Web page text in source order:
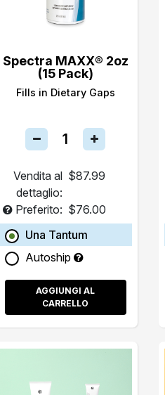
Spectra MAXX® 2oz
(15 Pack)
Fills in Dietary Gaps
Vendita al
dettaglio:
$87.99
Preferito: $76.00
Una Tantum
Autoship
AGGIUNGI AL
CARRELLO